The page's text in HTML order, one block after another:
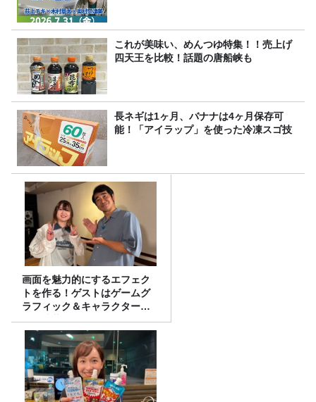
これが美味い、めんつゆ特集！！売上げ
四天王を比較！話題の唐船峡も
長ネギは1ヶ月、バナナは4ヶ月保存可
能！「アイラップ」を使った冷凍スゴ技
画面を魅力的にするエフェク
トを作る！ゲストはゲームグ
ラフィック＆キャラクター専
攻の遠藤里桜さん！